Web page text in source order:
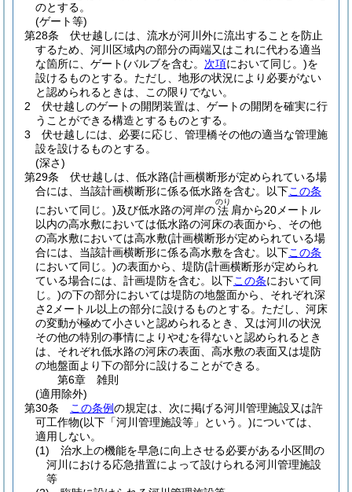
のとする。
(ゲート等)
第28条
伏せ越しには、流水が河川外に流出することを防止
するため、河川区域内の部分の両端又はこれに代わる適当
な箇所に、ゲート(バルブを含む。 次項において同じ。)を
設けるものとする。 ただし、地形の状況により必要がない
と認められるときは、この限りでない。
2
伏せ越しのゲートの開閉装置は、ゲートの開閉を確実に行
うことができる構造とするものとする。
3
伏せ越しには、必要に応じ、管理橋その他の適当な管理施
設を設けるものとする。
(深さ)
第29条
伏せ越しは、低水路(計画横断形が定められている場
合には、当該計画横断形に係る低水路を含む。以下この条
において同じ。)及び低水路の河岸の法
のり
肩から20メートル
以内の高水敷においては低水路の河床の表面から、その他
の高水敷においては高水敷(計画横断形が定められている場
合には、当該計画横断形に係る高水敷を含む。以下この条
において同じ。)の表面から、堤防(計画横断形が定められ
ている場合には、計画堤防を含む。以下この条において同
じ。)の下の部分においては堤防の地盤面から、それぞれ深
さ2メートル以上の部分に設けるものとする。 ただし、河床
の変動が極めて小さいと認められるとき、又は河川の状況
その他の特別の事情によりやむを得ないと認められるとき
は、それぞれ低水路の河床の表面、高水敷の表面又は堤防
の地盤面より下の部分に設けることができる。
第6章
雑則
(適用除外)
第30条
この条例の規定は、次に掲げる河川管理施設又は許
可工作物(以下「河川管理施設等」という。)については、
適用しない。
(1)
治水上の機能を早急に向上させる必要がある小区間の
河川における応急措置によって設けられる河川管理施設
等